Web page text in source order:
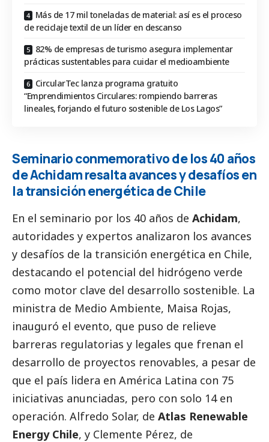
Más de 17 mil toneladas de material: así es el proceso
de reciclaje textil de un líder en descanso
82% de empresas de turismo asegura implementar
prácticas sustentables para cuidar el medioambiente
CircularTec lanza programa gratuito
“Emprendimientos Circulares: rompiendo barreras
lineales, forjando el futuro sostenible de Los Lagos”
Seminario conmemorativo de los 40 años
de Achidam resalta avances y desafíos en
la transición energética de Chile
En el seminario por los 40 años de Achidam,
autoridades y expertos analizaron los avances
y desafíos de la transición energética en Chile,
destacando el potencial del hidrógeno verde
como motor clave del desarrollo sostenible. La
ministra de Medio Ambiente, Maisa Rojas,
inauguró el evento, que puso de relieve
barreras regulatorias y legales que frenan el
desarrollo de proyectos renovables, a pesar de
que el país lidera en América Latina con 75
iniciativas anunciadas, pero con solo 14 en
operación. Alfredo Solar, de Atlas Renewable
Energy Chile, y Clemente Pérez, de